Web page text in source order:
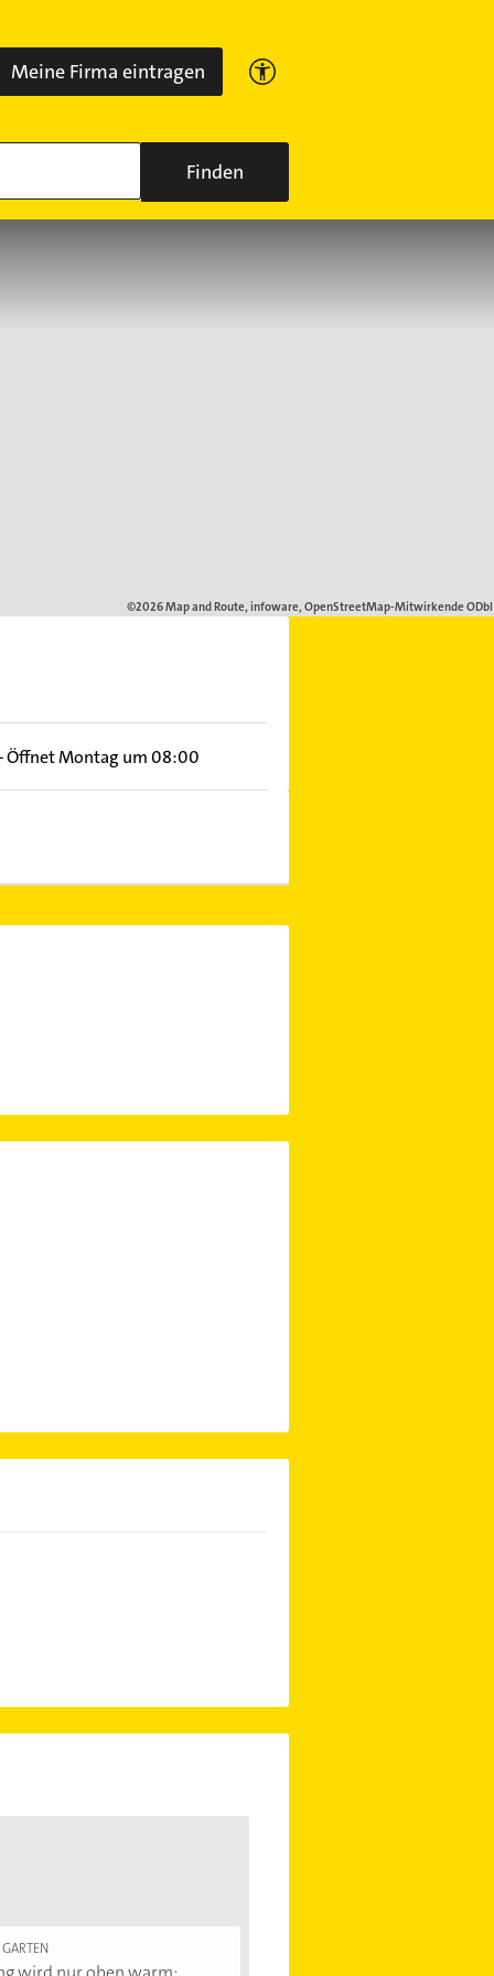
Meine Firma eintragen
Finden
Öffnet Montag um 08:00